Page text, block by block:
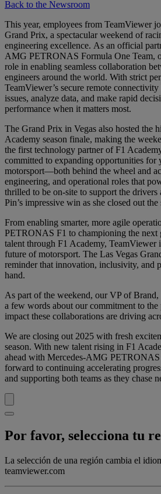
Back to the Newsroom
This year, employees from TeamViewer
Grand Prix, a spectacular weekend of
engineering excellence. As an official
AMG PETRONAS Formula One Team,
role in enabling seamless collaboration
engineers around the world. With strict
TeamViewer’s secure remote
issues, analyze data, and make rapid
performance when it matters most.
The Grand Prix in Vegas also hosted the
Academy season finale, making the
the first technology partner of F1
committed to expanding opportunities for
motorsport—both behind the wheel and
engineering, and operational roles that
thrilled to be on-site to support the drivers
Pin’s impressive win as she closed out the
From enabling smarter, more agile
PETRONAS F1 to championing the next
talent through F1 Academy, TeamViewer
future of motorsport. The Las Vegas
reminder that innovation, inclusivity, and
hand.
As part of the weekend, our VP of Brand,
a few words about our commitment to the
impact these collaborations are driving
We are closing out 2025 with fresh
season. With new talent rising in F1
ahead with Mercedes-AMG
forward to continuing accelerating
and supporting both teams as they chase
Por favor, selecciona tu
La selección de una región cambia el
teamviewer.com